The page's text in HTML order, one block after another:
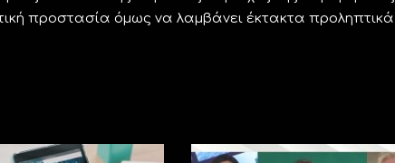
προστασία όμως να λαμβάνει έκτακτα προληπτικά